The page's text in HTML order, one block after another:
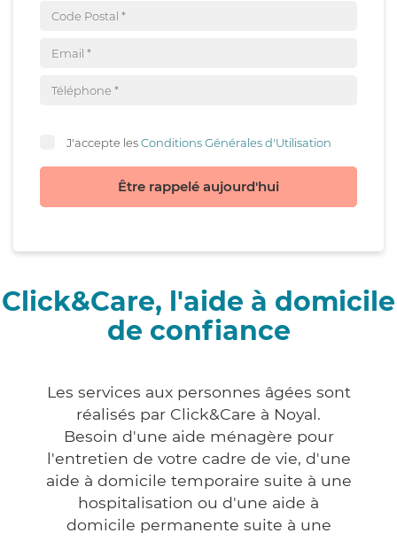
J'accepte lesConditions Générales d'Utilisation
Être rappelé aujourd'hui
Click&Care, l'aide à domicile
de confiance
Les services aux personnes âgées sont
réalisés par Click&Care à Noyal.
Besoin d'une aide ménagère pour
l'entretien de votre cadre de vie, d'une
aide à domicile temporaire suite à une
hospitalisation ou d'une aide à
domicile permanente suite à une